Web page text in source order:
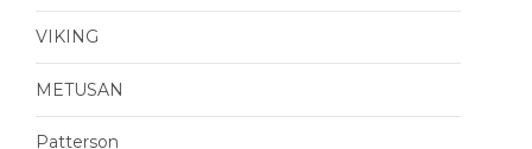
VIKING
METUSAN
Patterson